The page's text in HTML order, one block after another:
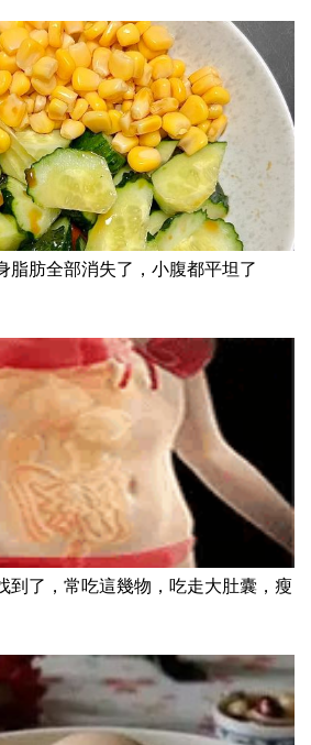
脂肪全部消失了，小腹都平坦了
到了，常吃這幾物，吃走大肚囊，瘦